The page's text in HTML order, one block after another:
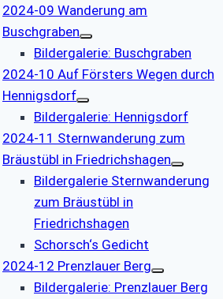
2024-09 Wanderung am
Buschgraben
Bildergalerie: Buschgraben
2024-10 Auf Försters Wegen durch
Hennigsdorf
Bildergalerie: Hennigsdorf
2024-11 Sternwanderung zum
Bräustübl in Friedrichshagen
Bildergalerie Sternwanderung
zum Bräustübl in
Friedrichshagen
Schorsch‘s Gedicht
2024-12 Prenzlauer Berg
Bildergalerie: Prenzlauer Berg